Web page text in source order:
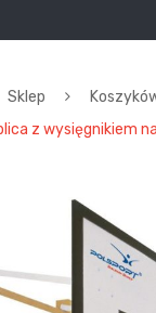
Sklep
z wysięgnikiem